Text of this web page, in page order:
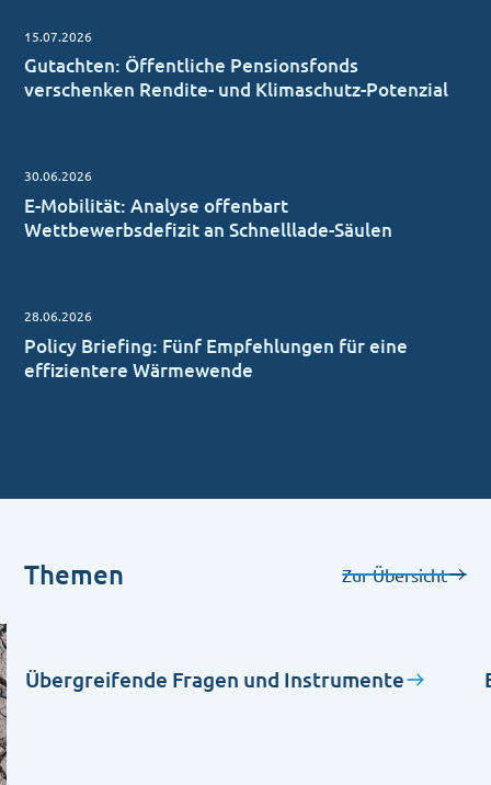
15.07.2026
Gutachten: Öffentliche Pensionsfonds
verschenken Rendite- und Klimaschutz-Potenzial
30.06.2026
E-Mobilität: Analyse offenbart
Wettbewerbsdefizit an Schnelllade-Säulen
28.06.2026
Policy Briefing: Fünf Empfehlungen für eine
effizientere Wärmewende
Themen Zur Übersicht
Übergreifende Fragen und Instrumente